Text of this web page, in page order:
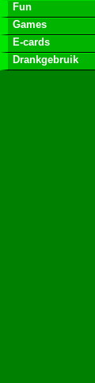
Fun
Games
E-cards
Drankgebruik